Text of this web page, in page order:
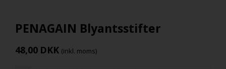
PENAGAIN Blyantsstifter
48,00 DKK (inkl. moms)